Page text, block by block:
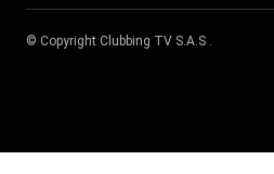
© Copyright Clubbing TV S.A.S .